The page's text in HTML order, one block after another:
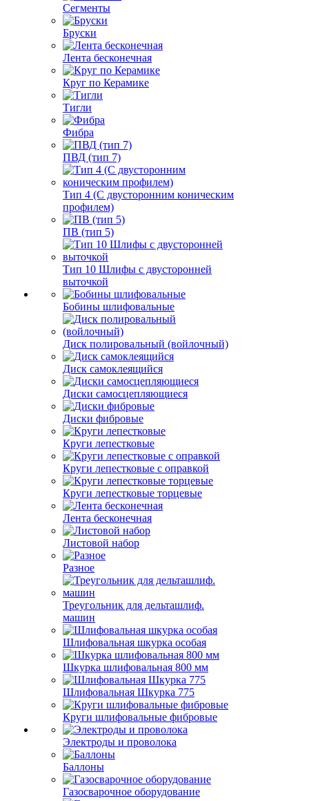
Сегменты
Бруски
Лента бесконечная
Круг по Керамике
Тигли
Фибра
ПВД (тип 7)
Тип 4 (С двусторонним коническим
профилем)
ПВ (тип 5)
Тип 10 Шлифы с двусторонней
выточкой
Бобины шлифовальные
Диск полировальный (войлочный)
Диск самоклеящийся
Диски самосцепляющиеся
Диски фибровые
Круги лепестковые
Круги лепестковые с оправкой
Круги лепестковые торцевые
Лента бесконечная
Листовой набор
Разное
Треугольник для дельташлиф.
машин
Шлифовальная шкурка особая
Шкурка шлифовальная 800 мм
Шлифовальная Шкурка 775
Круги шлифовальные фибровые
Электроды и проволока
Баллоны
Газосварочное оборудование